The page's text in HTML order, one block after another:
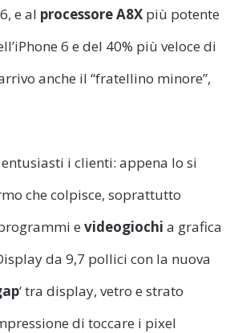
e al processore A8X più potente
6 e del 40% più veloce di
anche il “fratellino minore”,
entusiasti i clienti: appena lo si
che colpisce, soprattutto
e videogiochi a grafica
da 9,7 pollici con la nuova
‘ tra display, vetro e strato
di toccare i pixel